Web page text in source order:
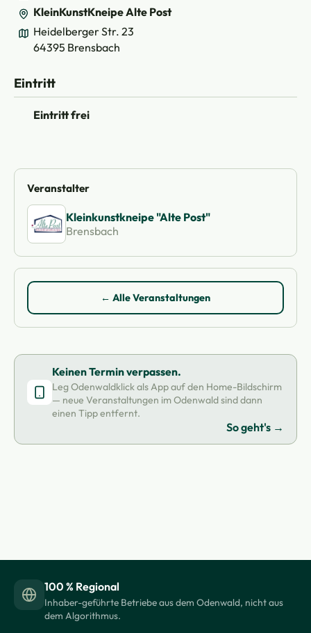
KleinKunstKneipe Alte Post
Heidelberger Str. 23
64395 Brensbach
Eintritt
Eintritt frei
Veranstalter
Kleinkunstkneipe "Alte Post"
Brensbach
← Alle Veranstaltungen
Keinen Termin verpassen.
Leg Odenwaldklick als App auf den Home-Bildschirm
— neue Veranstaltungen im Odenwald sind dann
einen Tipp entfernt.
So geht's →
100 % Regional
Inhaber-geführte Betriebe aus dem Odenwald, nicht aus
dem Algorithmus.